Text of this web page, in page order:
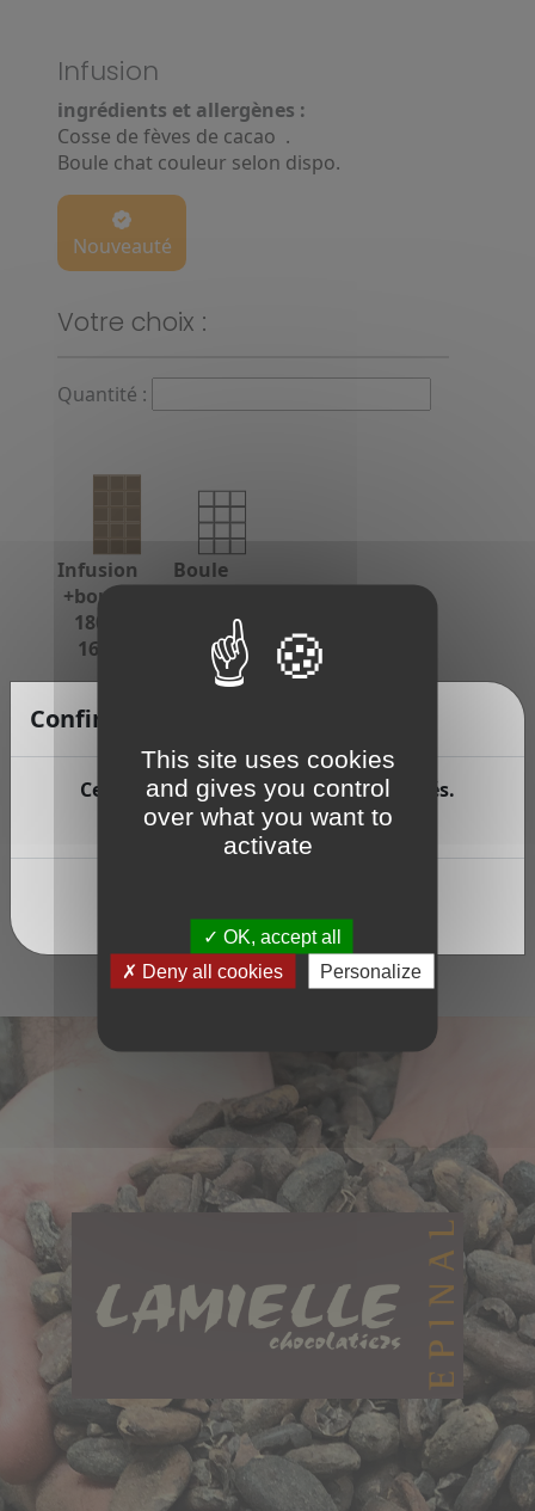
Confirmation d'âge
Ce site contient des produits alcoolisés.
Avez-vous plus de 18 ans ?
Infusion
ingrédients et allergènes :
Cosse de fèves de cacao .
Boule chat couleur selon dispo.
Nouveauté
Votre choix :
Quantité :
Infusion
+boule
180g
16 €
Boule
chat 80
TVA : 20%
JE CRAQUE !
This site uses cookies
and gives you control
over what you want to
activate
OK, accept all
Deny all cookies
Personalize